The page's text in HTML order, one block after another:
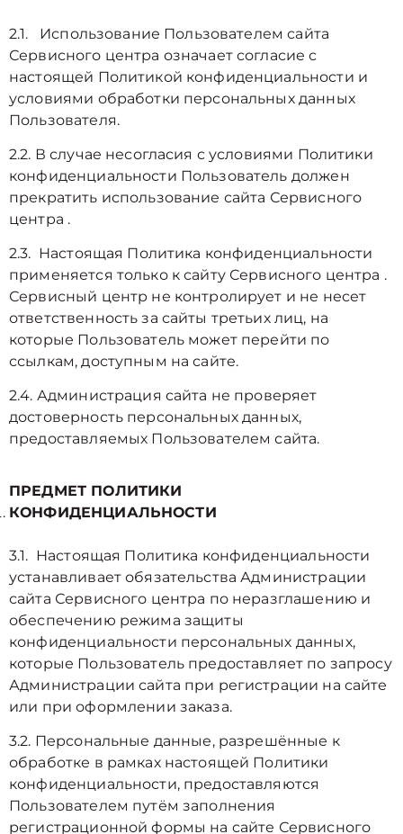
2.1. Использование Пользователем сайта
Сервисного центра означает согласие с
настоящей Политикой конфиденциальности и
условиями обработки персональных данных
Пользователя.
2.2. В случае несогласия с условиями Политики
конфиденциальности Пользователь должен
прекратить использование сайта Сервисного
центра .
2.3. Настоящая Политика конфиденциальности
применяется только к сайту Сервисного центра .
Сервисный центр не контролирует и не несет
ответственность за сайты третьих лиц, на
которые Пользователь может перейти по
ссылкам, доступным на сайте.
2.4. Администрация сайта не проверяет
достоверность персональных данных,
предоставляемых Пользователем сайта.
ПРЕДМЕТ ПОЛИТИКИ
КОНФИДЕНЦИАЛЬНОСТИ
3.1. Настоящая Политика конфиденциальности
устанавливает обязательства Администрации
сайта Сервисного центра по неразглашению и
обеспечению режима защиты
конфиденциальности персональных данных,
которые Пользователь предоставляет по запросу
Администрации сайта при регистрации на сайте
или при оформлении заказа.
3.2. Персональные данные, разрешённые к
обработке в рамках настоящей Политики
конфиденциальности, предоставляются
Пользователем путём заполнения
регистрационной формы на cайте Сервисного